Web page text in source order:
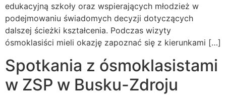
edukacyjną szkoły oraz wspierających młodzież w
podejmowaniu świadomych decyzji dotyczących
dalszej ścieżki kształcenia. Podczas wizyty
ósmoklasiści mieli okazję zapoznać się z kierunkami […]
Spotkania z ósmoklasistami
w ZSP w Busku-Zdroju